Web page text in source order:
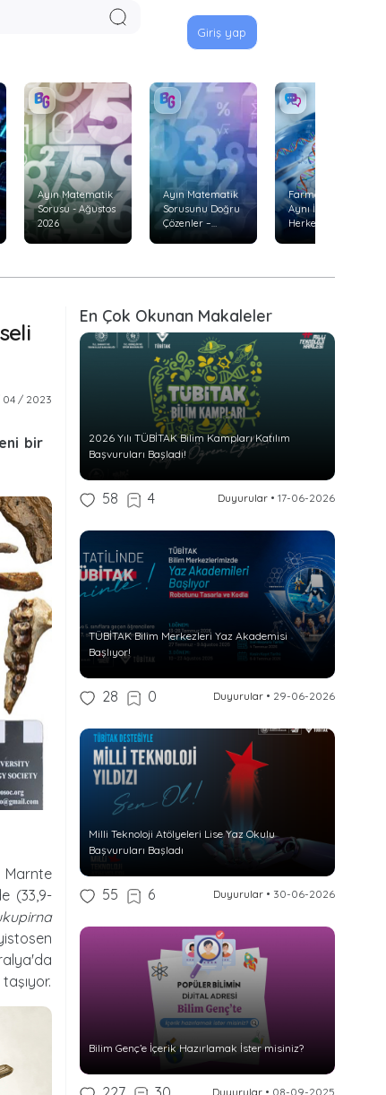
Giriş yap
Ayın Matematik
Sorusu - Ağustos
2026
Ayın Matematik
Sorusunu Doğru
Çözenler –
Farmakogenetik:
Aynı İlaç Neden
Herkeste Aynı
04 / 2023
bir
Marnte
(33,9-
En Çok Okunan Makaleler
2026 Yılı TÜBİTAK Bilim Kampları Katılım
Başvuruları Başladı!
58 4 Duyurular• 17-06-2026
TÜBİTAK Bilim Merkezleri Yaz Akademisi
Başlıyor!
28 0 Duyurular• 29-06-2026
Milli Teknoloji Atölyeleri Lise Yaz Okulu
Başvuruları Başladı
55 6 Duyurular• 30-06-2026
Bilim Genç’e İçerik Hazırlamak İster misiniz?
Duyurular• 08-09-2025